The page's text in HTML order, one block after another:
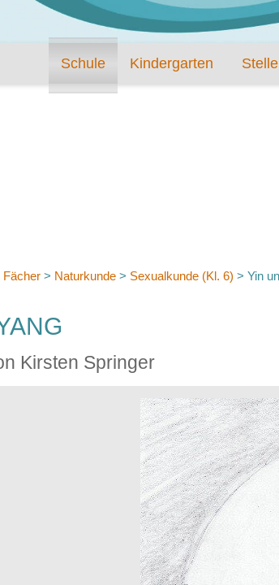
Schule Kindergarten
Fächer > Naturkunde > Sexualkunde (Kl. 6) > Yin
Kirsten Springer